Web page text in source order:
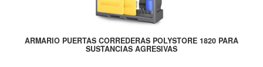
ARMARIO PUERTAS CORREDERAS POLYSTORE 1820 PARA
SUSTANCIAS AGRESIVAS